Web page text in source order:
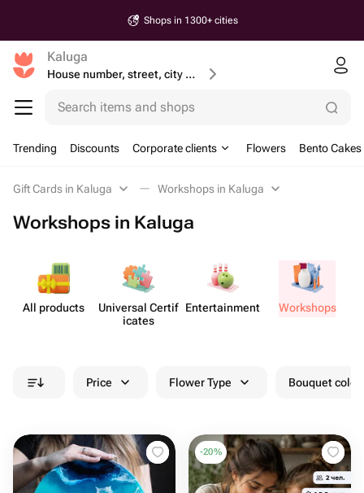
Shops in 1300+ cities
Kaluga
House number, street, city or postcode
Search items and shops
Trending Discounts Corporate clients Flowers Bento Cakes
Gift Cards in Kaluga Workshops in Kaluga
Workshops in Kaluga
All products
Universal Certif​
icates
Enterta​inment Workshops
Price Flower Type Bouquet
-20%